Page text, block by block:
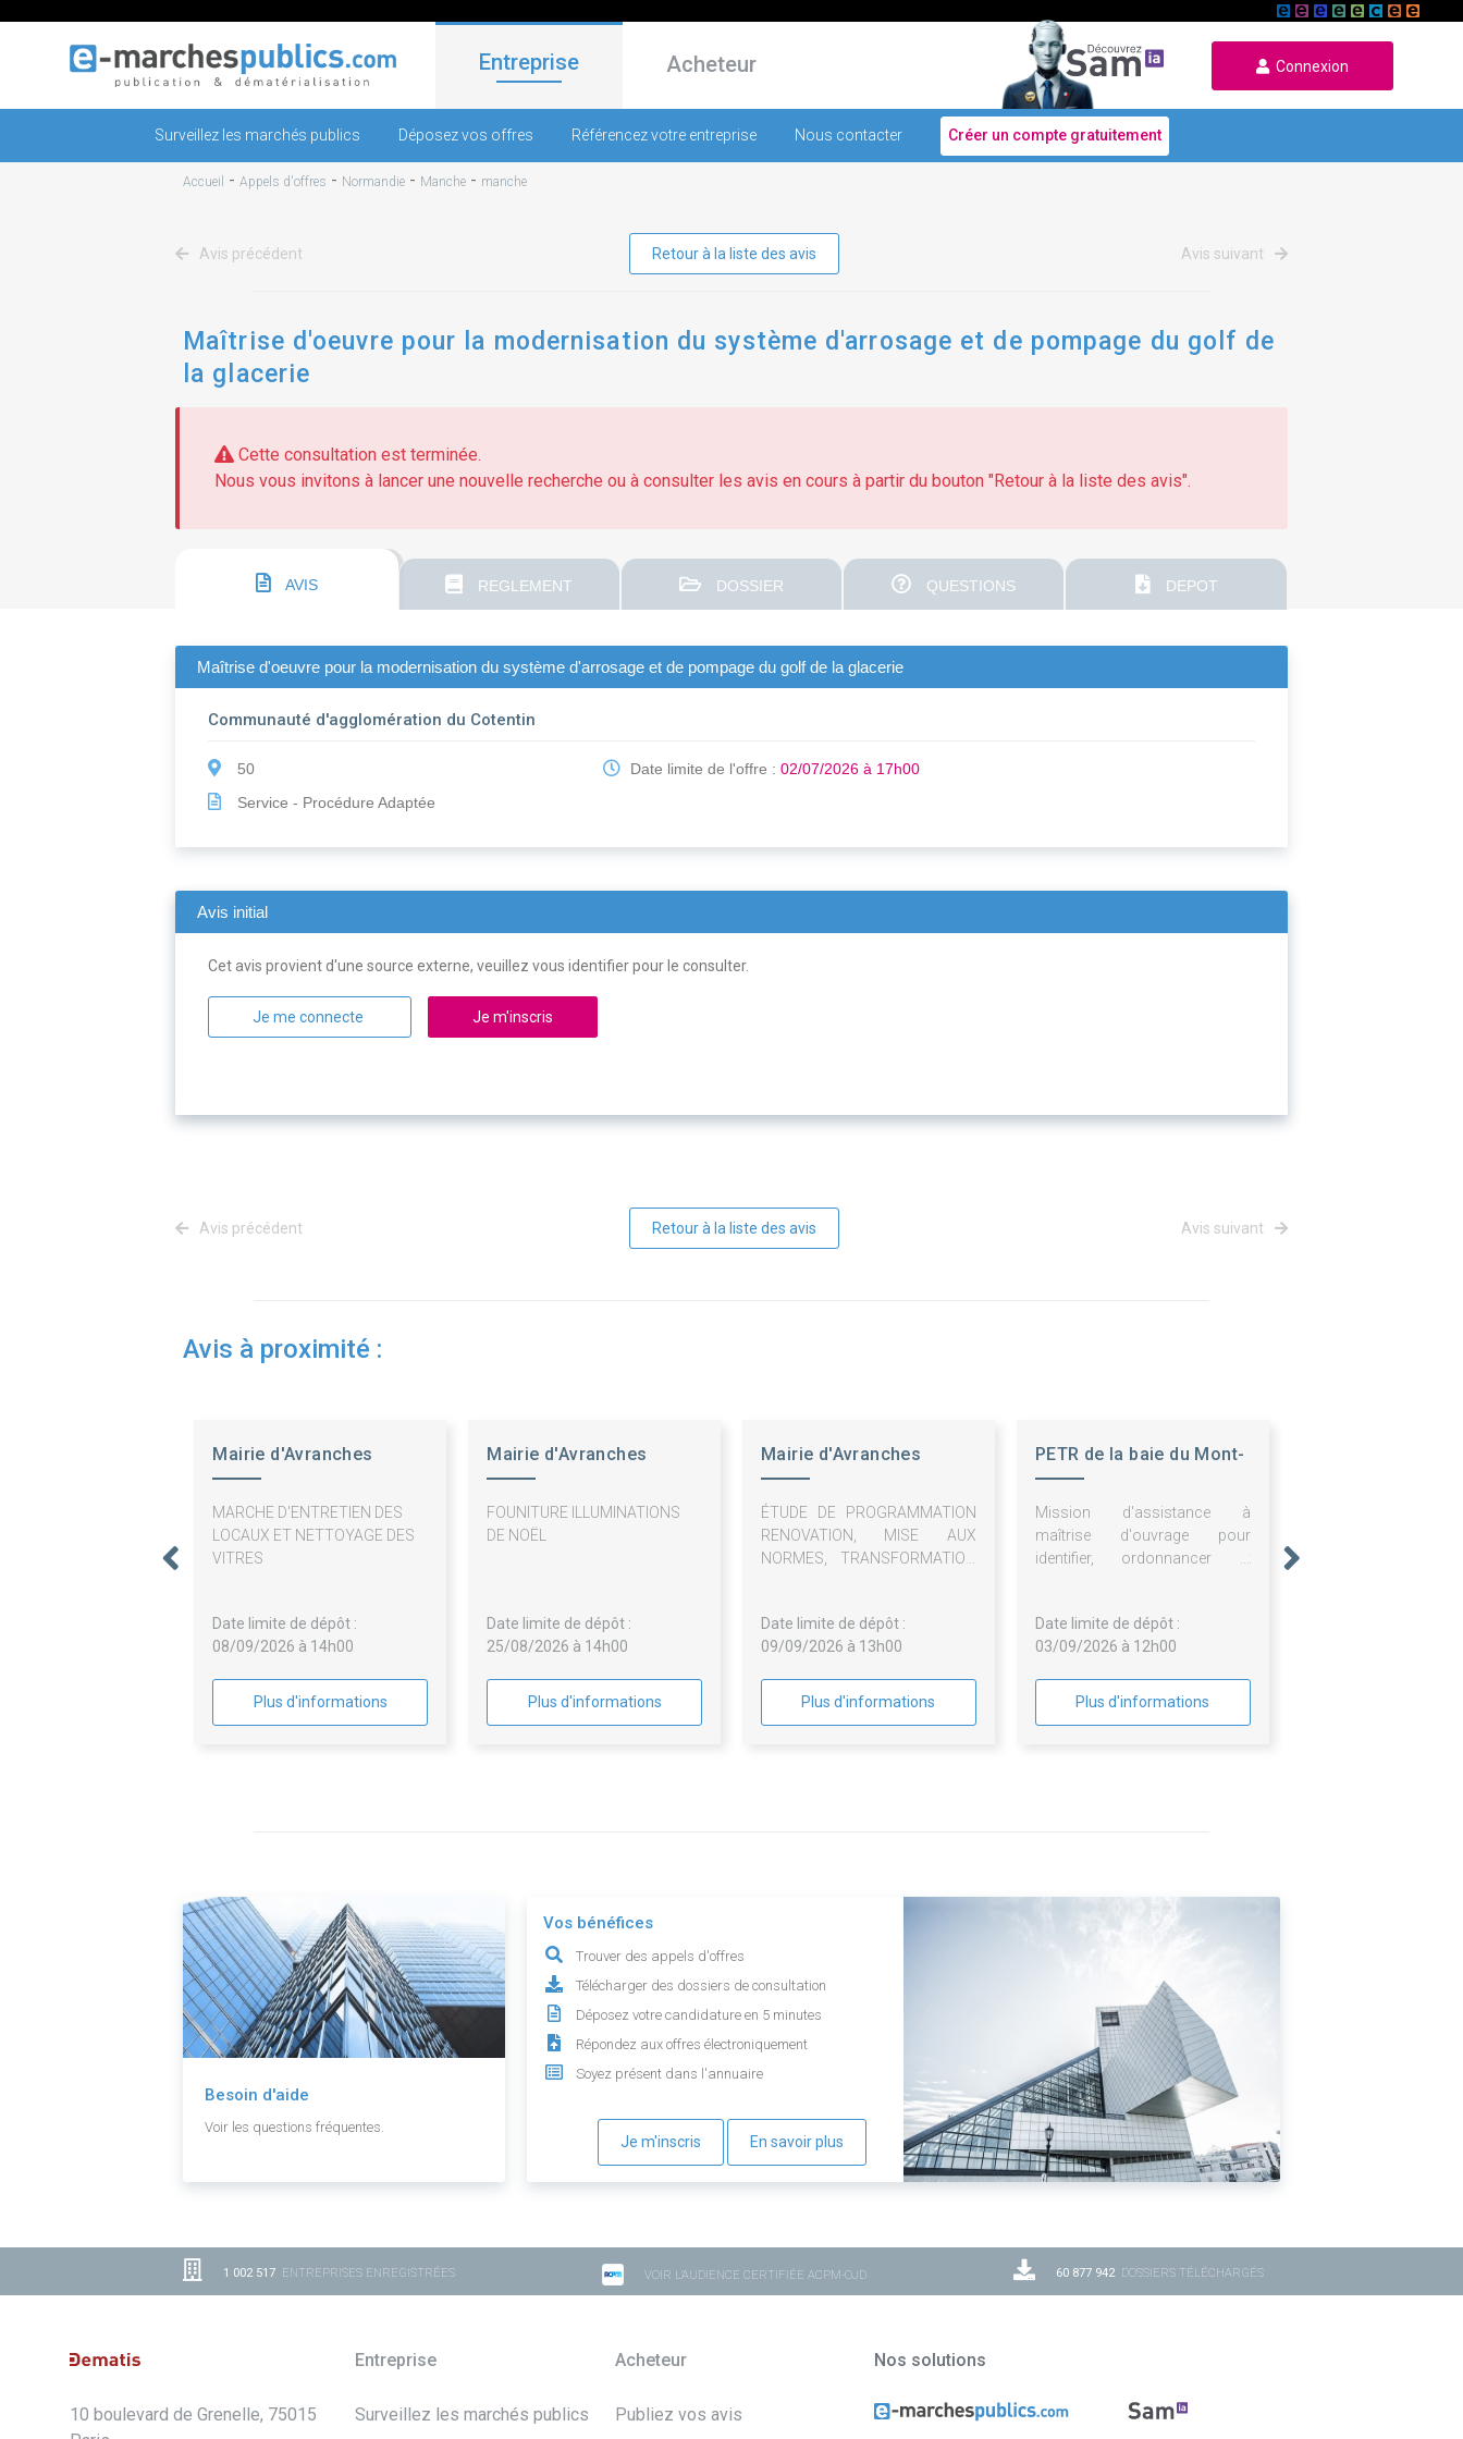
Entreprise Acheteur Connexion
Surveillez les marchés publics Déposez vos offres Référencez votre entreprise Nous contacter Créer un compte gratuitement
Accueil - Appels d'offres - Normandie - Manche - manche
Avis précédent Retour à la liste des avis Avis suivant
Maîtrise d'oeuvre pour la modernisation du système d'arrosage et de pompage du golf de
la glacerie
Cette consultation est terminée.
Nous vous invitons à lancer une nouvelle recherche ou à consulter les avis en cours à partir du bouton "Retour à la liste des avis".
AVIS REGLEMENT DOSSIER QUESTIONS DEPOT
Maîtrise d'oeuvre pour la modernisation du système d'arrosage et de pompage du golf de la glacerie
Communauté d'agglomération du Cotentin
50
Service - Procédure Adaptée
Date limite de l'offre :02/07/2026 à 17h00
Avis initial
Cet avis provient d'une source externe, veuillez vous identifier pour le consulter.
Je me connecte Je m'inscris
Avis précédent Retour à la liste des avis Avis suivant
Avis à proximité :
Mairie d'Avranches
MARCHE D'ENTRETIEN DES
LOCAUX ET NETTOYAGE DES
VITRES
Date limite de dépôt :
08/09/2026 à 14h00
Plus d'informations
Mairie d'Avranches
FOUNITURE ILLUMINATIONS
DE NOËL
Date limite de dépôt :
25/08/2026 à 14h00
Plus d'informations
Mairie d'Avranches
ÉTUDE DE PROGRAMMATION
RENOVATION, MISE AUX
NORMES, TRANSFORMATION
VICTOR HUGO
Date limite de dépôt :
09/09/2026 à 13h00
Plus d'informations
PETR de la baie du Mont-
Mission d'assistance à
maîtrise d'ouvrage pour
identifier, ordonnancer et
mondial « mont-saint-michel et
sa baie »
Date limite de dépôt :
03/09/2026 à 12h00
Plus d'informations
Besoin d'aide
Voir les questions fréquentes.
Vos bénéfices
Trouver des appels d'offres
Télécharger des dossiers de consultation
Déposez votre candidature en 5 minutes
Répondez aux offres électroniquement
Soyez présent dans l'annuaire
Je m'inscris En savoir plus
1 002 517 ENTREPRISES ENREGISTRÉES VOIR L'AUDIENCE CERTIFIÉE ACPM-OJD 60 877 942DOSSIERS TÉLÉCHARGÉS
10 boulevard de Grenelle, 75015
Entreprise
Surveillez les marchés publics
Acheteur
Publiez vos avis
Nos solutions